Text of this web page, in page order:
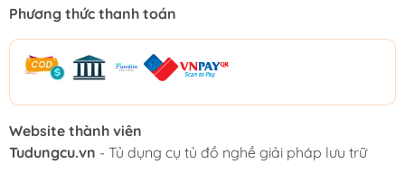
Phương thức thanh toán
Website thành viên
Tudungcu.vn - Tủ dụng cụ tủ đồ nghề giải pháp lưu trữ